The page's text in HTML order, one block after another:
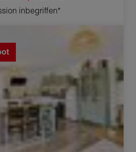
inbegriffen*
4 Zimmer 85.18 m²